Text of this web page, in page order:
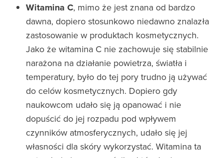
Witamina C, mimo że jest znana od bardzo
dawna, dopiero stosunkowo niedawno znalazła
zastosowanie w produktach kosmetycznych.
Jako że witamina C nie zachowuje się stabilnie
narażona na działanie powietrza, światła i
temperatury, było do tej pory trudno ją używać
do celów kosmetycznych. Dopiero gdy
naukowcom udało się ją opanować i nie
dopuścić do jej rozpadu pod wpływem
czynników atmosferycznych, udało się jej
własności dla skóry wykorzystać. Witamina ta